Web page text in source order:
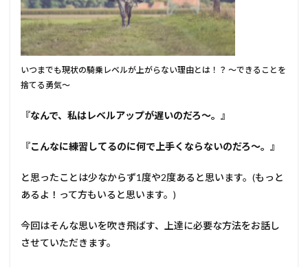
いつまでも現状の騎乗レベルが上がらない理由とは！？ ～できることを
捨てる勇気～
『なんで、私はレベルアップが遅いのだろ～。』
『こんなに練習してるのに何で上手くならないのだろ～。』
と思ったことは少なからず1度や2度あると思います。(もっと
あるよ！って方もいると思います。)
今回はそんな思いを吹き飛ばす、上達に必要な方法をお話し
させていただきます。